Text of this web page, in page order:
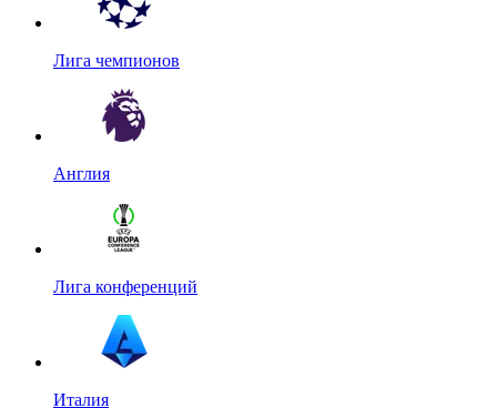
Лига чемпионов
Англия
Лига конференций
Италия